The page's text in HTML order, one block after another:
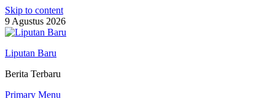
Skip to content
9 Agustus 2026
Liputan Baru
Berita Terbaru
Primary Menu